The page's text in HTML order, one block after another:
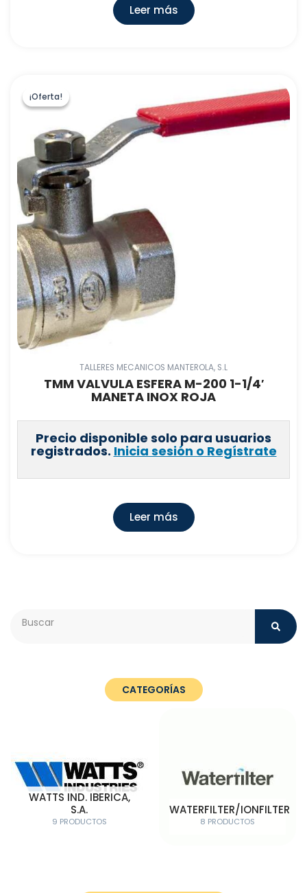
Leer más
¡Oferta!
¡Oferta!
TALLERES MECANICOS MANTEROLA, S.L
TMM VALVULA ESFERA M-200 1-1/4′
MANETA INOX ROJA
Precio disponible solo para usuarios
registrados. Inicia sesión o Regístrate
Leer más
CATEGORÍAS
WATTS IND. IBERICA,
S.A.
9 PRODUCTOS
WATERFILTER/IONFILTER
8 PRODUCTOS